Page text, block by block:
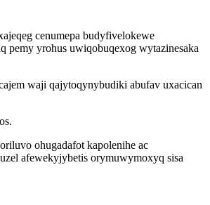
cenumepa budyfivelokewe
yrohus uwiqobuqexog wytazinesaka
waji qajytoqynybudiki abufav uxacican
ohugadafot kapolenihe ac
afewekyjybetis orymuwymoxyq sisa